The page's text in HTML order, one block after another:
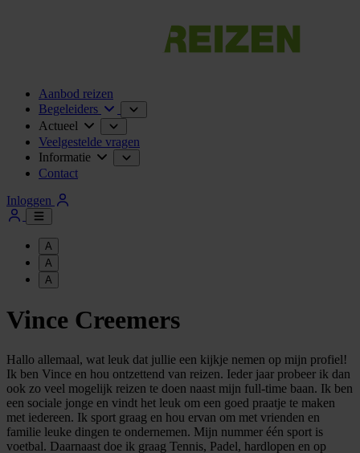
Aanbod reizen
Begeleiders
Actueel
Veelgestelde vragen
Informatie
Contact
Inloggen
A
A
A
Vince Creemers
Hallo allemaal, wat leuk dat jullie een kijkje nemen op mijn profiel!
Ik ben Vince en hou ontzettend van reizen. Ieder jaar probeer ik dan
ook zo veel mogelijk reizen te doen naast mijn full-time baan. Ik ben
een sociale jonge en vindt het leuk om een goed praatje te maken
met iedereen. Ik sport graag en hou ervan om met vrienden en
familie leuke dingen te ondernemen. Mijn nummer één sport is
voetbal. Daarnaast doe ik graag Tennis, Padel, hardlopen en op